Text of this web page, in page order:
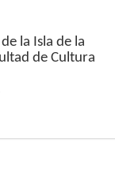
la Isla de la
de Cultura